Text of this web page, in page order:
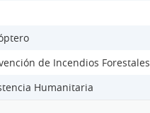
de Incendios Forestales
Humanitaria